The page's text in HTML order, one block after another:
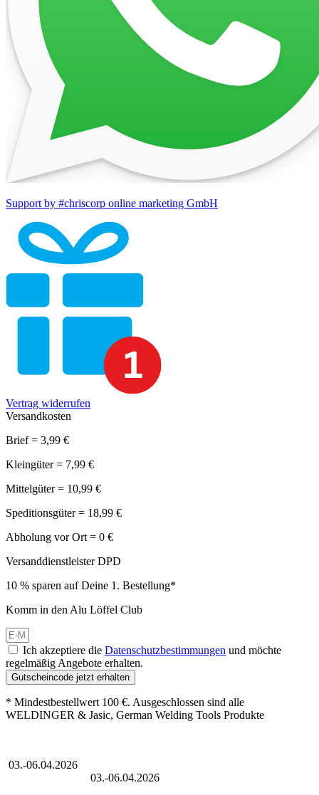
Support by #chriscorp online marketing GmbH
Vertrag widerrufen
Versandkosten
Brief = 3,99 €
Kleingüter = 7,99 €
Mittelgüter = 10,99 €
Speditionsgüter = 18,99 €
Abholung vor Ort = 0 €
Versanddienstleister DPD
10 % sparen auf Deine 1. Bestellung*
Komm in den Alu Löffel Club
Ich akzeptiere die Datenschutzbestimmungen und möchte
regelmäßig Angebote erhalten.
Gutscheincode jetzt erhalten
* Mindestbestellwert 100 €. Ausgeschlossen sind alle
WELDINGER & Jasic, German Welding Tools Produkte
03.-06.04.2026
03.-06.04.2026